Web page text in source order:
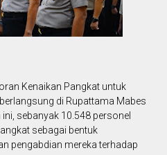
Kenaikan Pangkat untuk
di Rupattama Mabes
sebanyak 10.548 personel
sebagai bentuk
pengabdian mereka terhadap